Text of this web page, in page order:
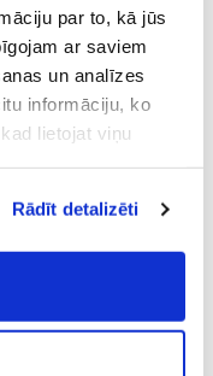
par to, kā jūs
ar saviem
un analīzes
informāciju, ko
lietojat viņu
Rādīt detalizēti